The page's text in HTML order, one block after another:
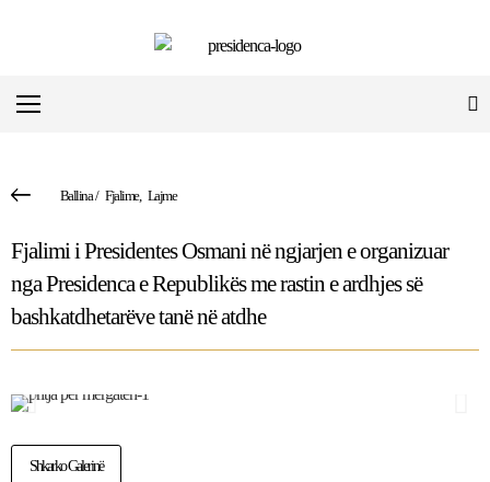
Ballina/ Fjalime, Lajme
Fjalimi i Presidentes Osmani në ngjarjen e organizuar
nga Presidenca e Republikës me rastin e ardhjes së
bashkatdhetarëve tanë në atdhe
Shkarko Galerinë